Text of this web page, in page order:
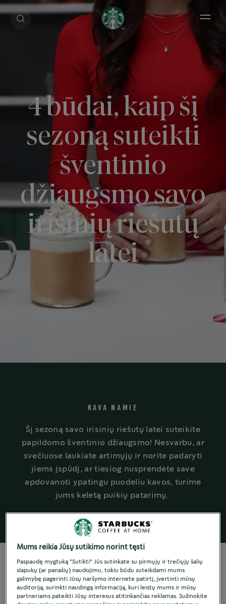
Open
4 būdai, kaip šį
sezoną suteikti
šventinio
džiaugsmo savo
irisinių riešutų
latei
KAVA NAMIE
Šį sezoną savo irisinių riešutų latei suteikite
papildomo šventinio džiaugsmo! Nesvarbu, ar
svečiuose laukiate artimųjų ir norite padaryti
jiems įspūdį, ar tiesiog nusprendėte save
apdovanoti ypatingu puodeliu kavos, turime
jums keletą puikių patarimų.
Pasidalykite šventiniu džiaugsmu su mūsų
irisinių riešutų late! Nesvarbu, ar vaišinate
Mums reikia Jūsų sutikimo norint tęsti
Paspaudę mygtuką "Sutikti" Jūs sutinkate su pirmųjų ir trečiųjų šalių
slapukų (ar panašių) naudojimu, tokiu būdu suteikdami mums
galimybę pagerinti Jūsų naršymo internete patirtį, įvertinti mūsų
auditoriją, surinkti naudingą informaciją, kuri leistų mums ir mūsų
partneriams pateikti Jūsų interesus atitinkančias reklamas. Sužinokite